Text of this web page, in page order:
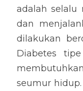
adalah selalu
dan
dilakukan
Diabetes
seumur